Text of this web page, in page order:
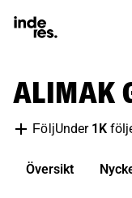
ALIMAK
FöljUnder 1K
Översikt